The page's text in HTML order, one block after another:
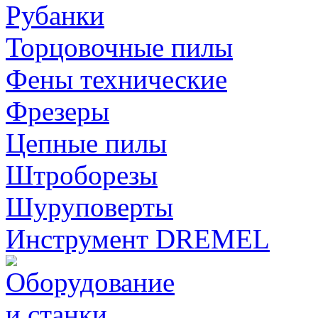
Рубанки
Торцовочные пилы
Фены технические
Фрезеры
Цепные пилы
Штроборезы
Шуруповерты
Инструмент DREMEL